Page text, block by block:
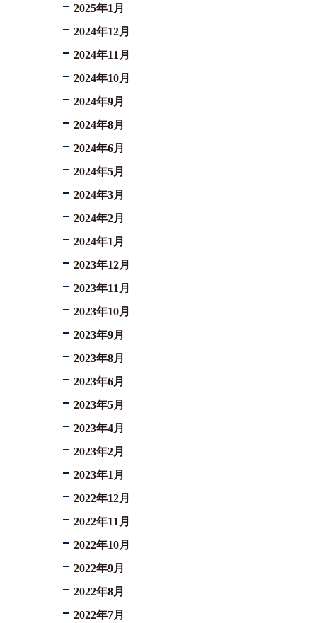
2025年1月
2024年12月
2024年11月
2024年10月
2024年9月
2024年8月
2024年6月
2024年5月
2024年3月
2024年2月
2024年1月
2023年12月
2023年11月
2023年10月
2023年9月
2023年8月
2023年6月
2023年5月
2023年4月
2023年2月
2023年1月
2022年12月
2022年11月
2022年10月
2022年9月
2022年8月
2022年7月